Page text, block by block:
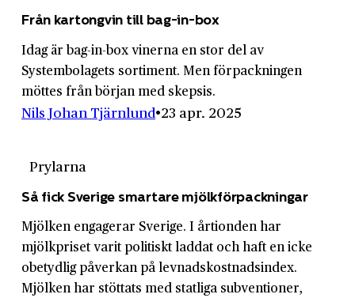
Från kartongvin till bag-in-box
Idag är bag-in-box vinerna en stor del av
Systembolagets sortiment. Men förpackningen
möttes från början med skepsis.
Nils Johan Tjärnlund 23 apr. 2025
Prylarna
Så fick Sverige smartare mjölkförpackningar
Mjölken engagerar Sverige. I årtionden har
mjölkpriset varit politiskt laddat och haft en icke
obetydlig påverkan på levnads­kostnads­index.
Mjölken har stöttats med statliga subventioner,